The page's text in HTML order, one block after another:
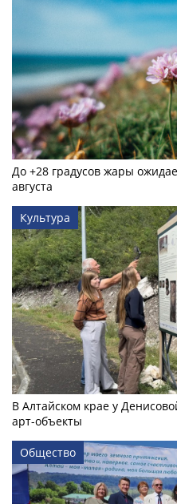
До +28 градусов жары
августа
Культура
В Алтайском крае у
арт-объекты
Общество